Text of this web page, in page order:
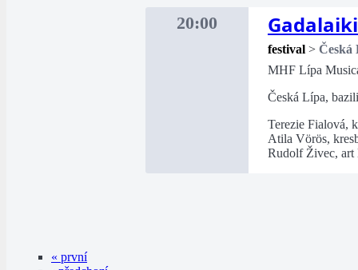
20:00
festival > Česká
MHF Lípa
Česká Lípa,
Terezie Fialová,
Atila Vörös,
Rudolf Živec, art
« první